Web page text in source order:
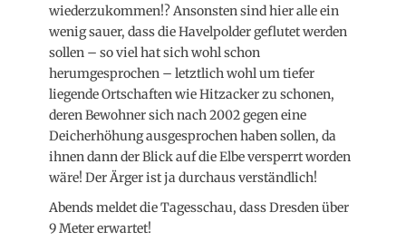
wiederzukommen!? Ansonsten sind hier alle ein
wenig sauer, dass die Havelpolder geflutet werden
sollen – so viel hat sich wohl schon
herumgesprochen – letztlich wohl um tiefer
liegende Ortschaften wie Hitzacker zu schonen,
deren Bewohner sich nach 2002 gegen eine
Deicherhöhung ausgesprochen haben sollen, da
ihnen dann der Blick auf die Elbe versperrt worden
wäre! Der Ärger ist ja durchaus verständlich!
Abends meldet die Tagesschau, dass Dresden über
9 Meter erwartet!